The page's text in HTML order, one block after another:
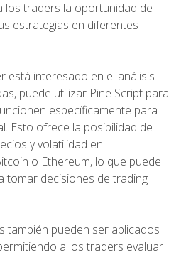
los traders la oportunidad de
estrategias en diferentes
está interesado en el análisis
puede utilizar Pine Script para
específicamente para
Esto ofrece la posibilidad de
y volatilidad en
o Ethereum, lo que puede
tomar decisiones de trading
también pueden ser aplicados
a los traders evaluar